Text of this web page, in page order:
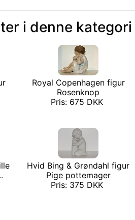
i denne kategori
Royal Copenhagen figur
Rosenknop
Pris: 675 DKK
Hvid Bing & Grøndahl figur
Pige pottemager
Pris: 375 DKK